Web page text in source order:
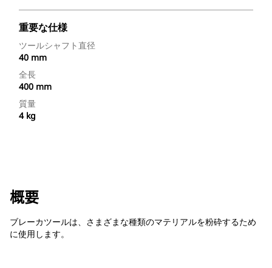
重要な仕様
ツールシャフト直径
40 mm
全長
400 mm
質量
4 kg
概要
ブレーカツールは、さまざまな種類のマテリアルを粉砕するため
に使用します。